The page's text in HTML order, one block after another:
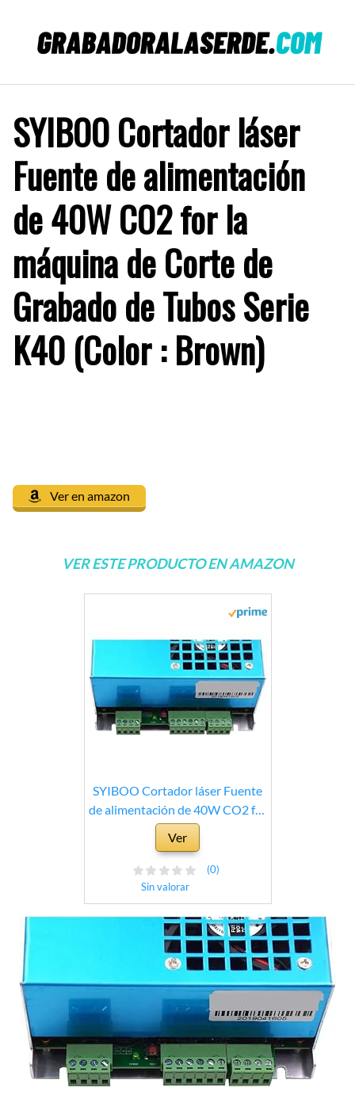
contenido
SYIBOO Cortador láser
Fuente de alimentación
de 40W CO2 for la
máquina de Corte de
Grabado de Tubos Serie
K40 (Color : Brown)
Ver en amazon
VER ESTE PRODUCTO EN AMAZON
SYIBOO Cortador láser Fuente
de alimentación de 40W CO2 for
la máquina de Corte de Grabado
de Tubos Serie K40 (Color :
Brown)
Ver
Sin valorar
(0)